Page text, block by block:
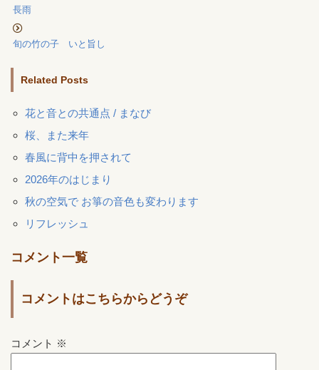
長雨
旬の竹の子 いと旨し
Related Posts
花と音との共通点 / まなび
桜、また来年
春風に背中を押されて
2026年のはじまり
秋の空気で お箏の音色も変わります
リフレッシュ
コメント一覧
コメントはこちらからどうぞ
コメント ※